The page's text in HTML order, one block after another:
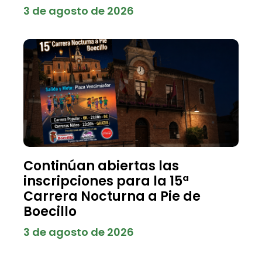
3 de agosto de 2026
Continúan abiertas las
inscripciones para la 15ª
Carrera Nocturna a Pie de
Boecillo
3 de agosto de 2026